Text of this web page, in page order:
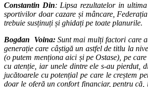
Constantin Din: Lipsa rezultatelor in
sportivilor doar cazare și mâncare,
trebuie susținuți și ghidați pe toate planurile.
Bogdan Voina:Sunt mai mulți factori care
generație care câștigă un astfel de titlu la
(o putem menționa aici și pe Ostase), pe
cu atenție, iar unele dintre ele s-au pierdut,
jucătoarele cu potențial pe care le creștem
doar le oferă un confort financiar, pentru că,